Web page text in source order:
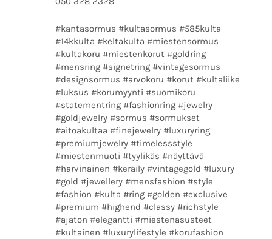
#kantasormus #kultasormus #585kulta
#14kkulta #keltakulta #miestensormus
#kultakoru #miestenkorut #goldring
#mensring #signetring #vintagesormus
#designsormus #arvokoru #korut #kultaliike
#luksus #korumyynti #suomikoru
#statementring #fashionring #jewelry
#goldjewelry #sormus #sormukset
#aitoakultaa #finejewelry #luxuryring
#premiumjewelry #timelessstyle
#miestenmuoti #tyylikäs #näyttävä
#harvinainen #keräily #vintagegold #luxury
#gold #jewellery #mensfashion #style
#fashion #kulta #ring #golden #exclusive
#premium #highend #classy #richstyle
#ajaton #elegantti #miestenasusteet
#kultainen #luxurylifestyle #korufashion